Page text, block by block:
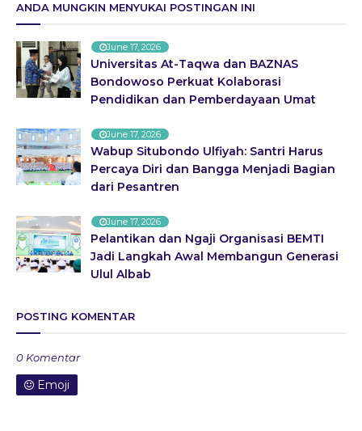
ANDA MUNGKIN MENYUKAI POSTINGAN INI
June 17, 2026
Universitas At-Taqwa dan BAZNAS
Bondowoso Perkuat Kolaborasi
Pendidikan dan Pemberdayaan Umat
June 17, 2026
Wabup Situbondo Ulfiyah: Santri Harus
Percaya Diri dan Bangga Menjadi Bagian
dari Pesantren
June 17, 2026
Pelantikan dan Ngaji Organisasi BEMTI
Jadi Langkah Awal Membangun Generasi
Ulul Albab
POSTING KOMENTAR
0 Komentar
Emoji